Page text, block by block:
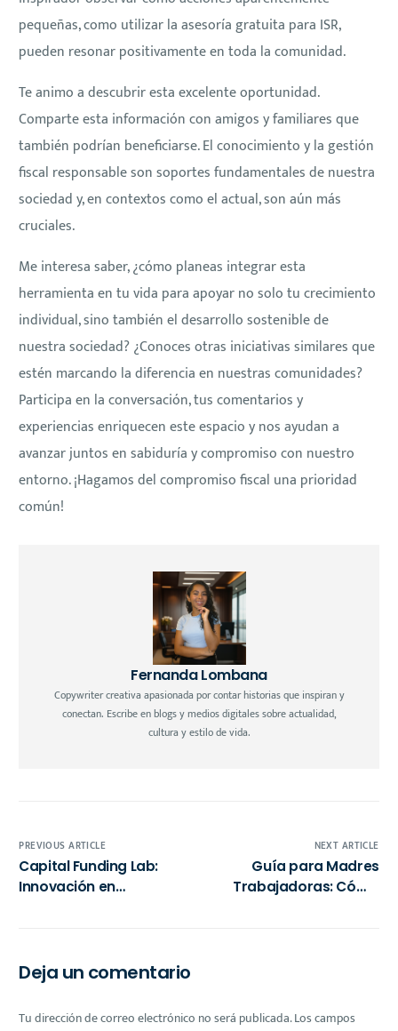
pequeñas, como utilizar la asesoría gratuita para ISR,
pueden resonar positivamente en toda la comunidad.
Te animo a descubrir esta excelente oportunidad.
Comparte esta información con amigos y familiares que
también podrían beneficiarse. El conocimiento y la gestión
fiscal responsable son soportes fundamentales de nuestra
sociedad y, en contextos como el actual, son aún más
cruciales.
Me interesa saber, ¿cómo planeas integrar esta
herramienta en tu vida para apoyar no solo tu crecimiento
individual, sino también el desarrollo sostenible de
nuestra sociedad? ¿Conoces otras iniciativas similares que
estén marcando la diferencia en nuestras comunidades?
Participa en la conversación, tus comentarios y
experiencias enriquecen este espacio y nos ayudan a
avanzar juntos en sabiduría y compromiso con nuestro
entorno. ¡Hagamos del compromiso fiscal una prioridad
común!
Fernanda Lombana
Copywriter creativa apasionada por contar historias que inspiran y
conectan. Escribe en blogs y medios digitales sobre actualidad,
cultura y estilo de vida.
PREVIOUS ARTICLE
Capital Funding Lab:
Innovación en
Financiero
NEXT ARTICLE
Guía para Madres
Trabajadoras: Cómo
Deja un comentario
Tu dirección de correo electrónico no será publicada.Los campos